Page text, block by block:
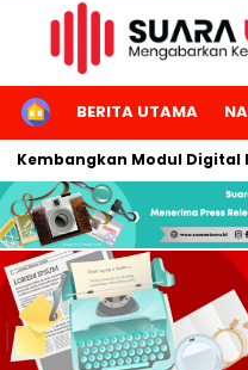
HOMEBERITA UTAMA
Kembangkan Modul